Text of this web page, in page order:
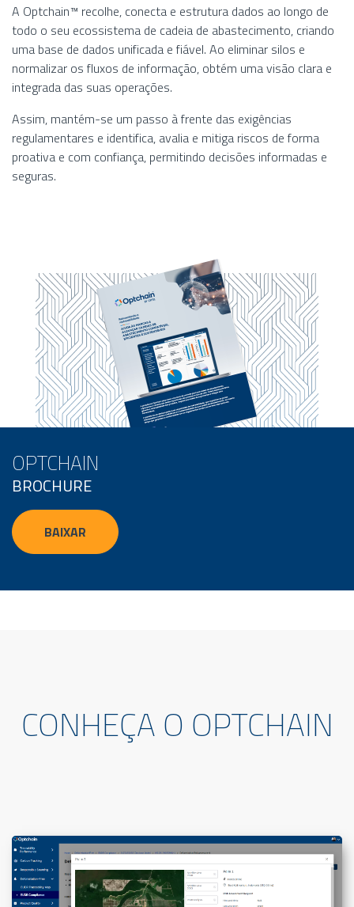
A Optchain™ recolhe, conecta e estrutura dados ao longo de
todo o seu ecossistema de cadeia de abastecimento, criando
uma base de dados unificada e fiável. Ao eliminar silos e
normalizar os fluxos de informação, obtém uma visão clara e
integrada das suas operações.
Assim, mantém-se um passo à frente das exigências
regulamentares e identifica, avalia e mitiga riscos de forma
proativa e com confiança, permitindo decisões informadas e
seguras.
OPTCHAIN
BROCHURE
BAIXAR
CONHEÇA O OPTCHAIN